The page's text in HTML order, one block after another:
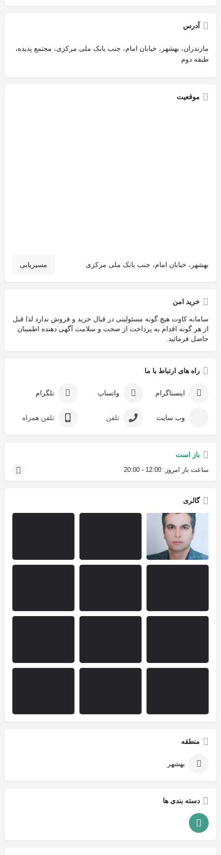
آدرس
مازندران، بهشهر، خیابان امام، جنب بانک ملی مرکزی، مجتمع پدیده،
طبقه دوم
موقعیت
بهشهر، خیابان امام، جنب بانک ملی مرکزی مسیریابی
خرید امن
سامانه کاوت هیچ گونه مسئولیتی در قبال خرید و فروش ندارد لذا قبل
از هر گونه اقدام به پرداخت از صحت و سلامت آگهی دهنده اطمینان
حاصل فرمائید.
راه های ارتباط با ما
اینستاگرام واتساپ تلگرام
وب سایت تلفن تلفن همراه
باز است
ساعت باز امروز: 12:00 - 20:00
گالری
منطقه
بهشهر
دسته بندی ها